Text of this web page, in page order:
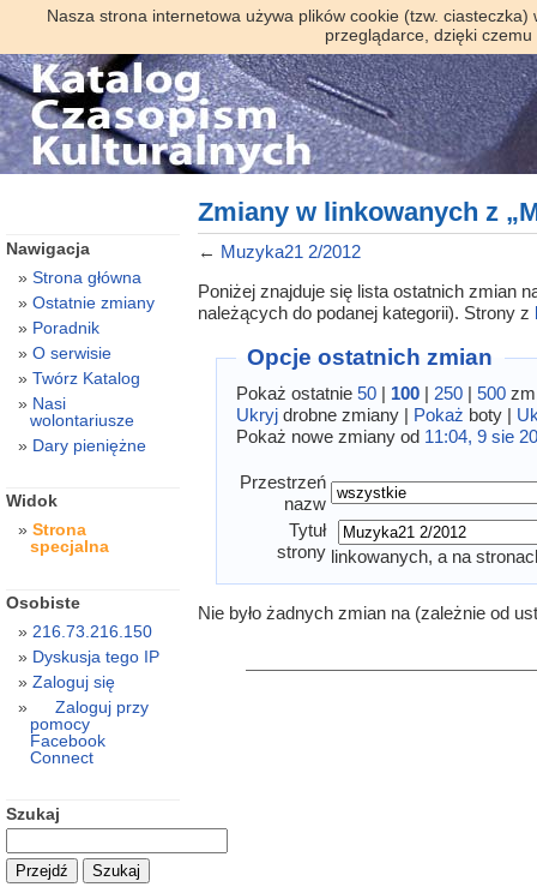
Nasza strona internetowa używa plików cookie (tzw.
przeglądarce, dzięki
Zmiany w linkowanych z
← Muzyka21 2/2012
Poniżej znajduje się lista ostatnich zmian
należących do podanej kategorii). Strony z
Opcje ostatnich zmian
Pokaż ostatnie 50| 100| 250| 500
Ukryjdrobne zmiany | Pokaż boty |
Pokaż nowe zmiany od 11:04, 9 sie
Przestrzeń
nazw
Tytuł
strony linkowanych, a na
Nie było żadnych zmian na (zależnie od
Nawigacja
Strona główna
Ostatnie zmiany
Poradnik
O serwisie
Twórz Katalog
Nasi
wolontariusze
Dary pieniężne
Widok
Strona
specjalna
Osobiste
216.73.216.150
Dyskusja tego IP
Zaloguj się
Zaloguj przy
pomocy
Facebook
Connect
Szukaj